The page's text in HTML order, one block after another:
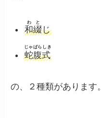
和綴
わと
じ
蛇腹式
じゃばらしき
の、２種類があります。